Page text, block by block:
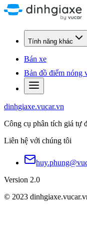
Tính năng khác
Bán xe
Bản đồ điểm nóng
dinhgiaxe.vucar.vn
Công cụ phân tích giá tự
Liên hệ với chúng tôi
Version 2.0
© 2023